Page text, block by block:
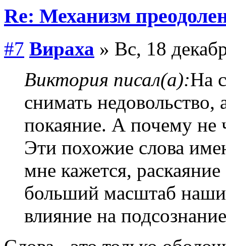
Re: Механизм
#7 Вираха » Вс, 18
Виктория писал(а):На
снимать недовольство,
покаяние. А почему не
Эти похожие слова
мне кажется, раскаяние
больший масштаб
влияние на